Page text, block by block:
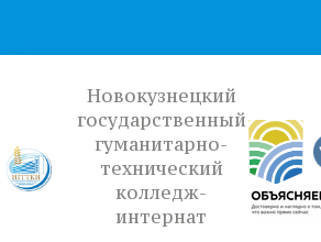
Новокузнецкий
государственный
гуманитарно-
технический
колледж-
интернат